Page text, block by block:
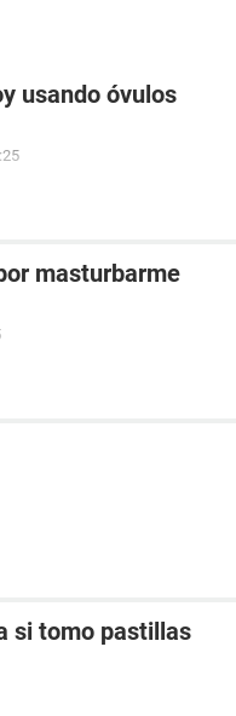
usando óvulos
masturbarme
si tomo pastillas